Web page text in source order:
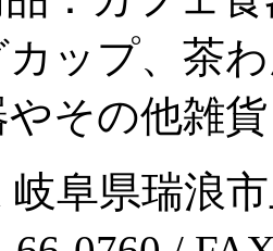
ップ、茶
その他雑貨
岐阜県瑞浪